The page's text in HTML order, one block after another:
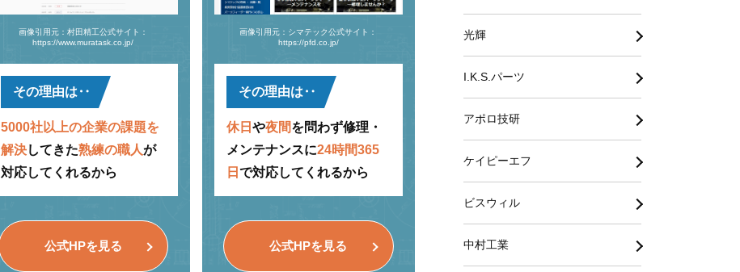
画像引用元：村田精工公式サイト：
https://www.muratask.co.jp/
その理由は‥
5000社以上の企業の課題を
解決してきた熟練の職人が
対応してくれるから
公式HPを見る
画像引用元：シマテック公式サイト：
https://pfd.co.jp/
その理由は‥
休日 や夜間を問わず修理・
メンテナンスに24時間365
日 で対応してくれるから
公式HPを見る
光輝
I.K.S.パーツ
アポロ技研
ケイピーエフ
ビスウィル
中村工業